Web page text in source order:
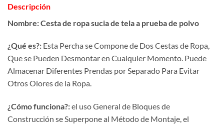
Descripción
Nombre: Cesta de ropa sucia de tela a prueba de polvo
¿Qué es?: Esta Percha se Compone de Dos Cestas de Ropa,
Que se Pueden Desmontar en Cualquier Momento. Puede
Almacenar Diferentes Prendas por Separado Para Evitar
Otros Olores de la Ropa.
¿Cómo funciona?:el uso General de Bloques de
Construcción se Superpone al Método de Montaje, el